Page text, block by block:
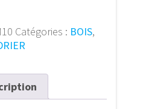
Catégories : BOIS,